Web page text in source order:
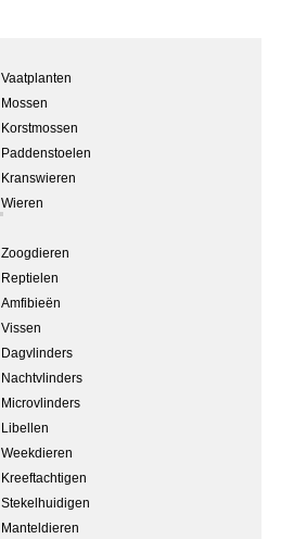
Vaatplanten
Mossen
Korstmossen
Paddenstoelen
Kranswieren
Wieren
Zoogdieren
Reptielen
Amfibieën
Vissen
Dagvlinders
Nachtvlinders
Microvlinders
Libellen
Weekdieren
Kreeftachtigen
Stekelhuidigen
Manteldieren